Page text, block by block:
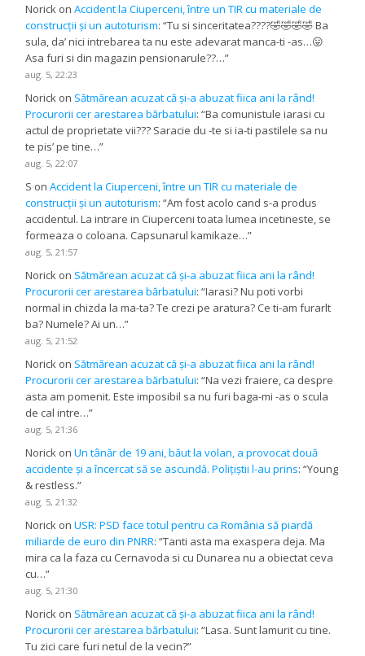
Norick onAccident la Ciuperceni, între un TIR cu materiale de
construcții și un autoturism: “Tu si sinceritatea????🤣🤣🤣🤣 Ba
sula, da’ nici intrebarea ta nu este adevarat manca-ti -as…😛
Asa furi si din magazin pensionarule??…”
aug. 5, 22:23
Norick on Sătmărean acuzat că și-a abuzat fiica ani la rând!
Procurorii cer arestarea bărbatului: “Ba comunistule iarasi cu
actul de proprietate vii??? Saracie du -te si ia-ti pastilele sa nu
te pis’ pe tine…”
aug. 5, 22:07
S onAccident la Ciuperceni, între un TIR cu materiale de
construcții și un autoturism: “Am fost acolo cand s-a produs
accidentul. La intrare in Ciuperceni toata lumea incetineste, se
formeaza o coloana. Capsunarul kamikaze…”
aug. 5, 21:57
Norick on Sătmărean acuzat că și-a abuzat fiica ani la rând!
Procurorii cer arestarea bărbatului: “Iarasi? Nu poti vorbi
normal in chizda la ma-ta? Te crezi pe aratura? Ce ti-am furarlt
ba? Numele? Ai un…”
aug. 5, 21:52
Norick on Sătmărean acuzat că și-a abuzat fiica ani la rând!
Procurorii cer arestarea bărbatului: “Na vezi fraiere, ca despre
asta am pomenit. Este imposibil sa nu furi baga-mi -as o scula
de cal intre…”
aug. 5, 21:36
Norick onUn tânăr de 19 ani, băut la volan, a provocat două
accidente și a încercat să se ascundă. Polițiștii l-au prins: “Young
& restless.”
aug. 5, 21:32
Norick onUSR: PSD face totul pentru ca România să piardă
miliarde de euro din PNRR: “Tanti asta ma exaspera deja. Ma
mira ca la faza cu Cernavoda si cu Dunarea nu a obiectat ceva
cu…”
aug. 5, 21:30
Norick on Sătmărean acuzat că și-a abuzat fiica ani la rând!
Procurorii cer arestarea bărbatului: “Lasa. Sunt lamurit cu tine.
Tu zici care furi netul de la vecin?”